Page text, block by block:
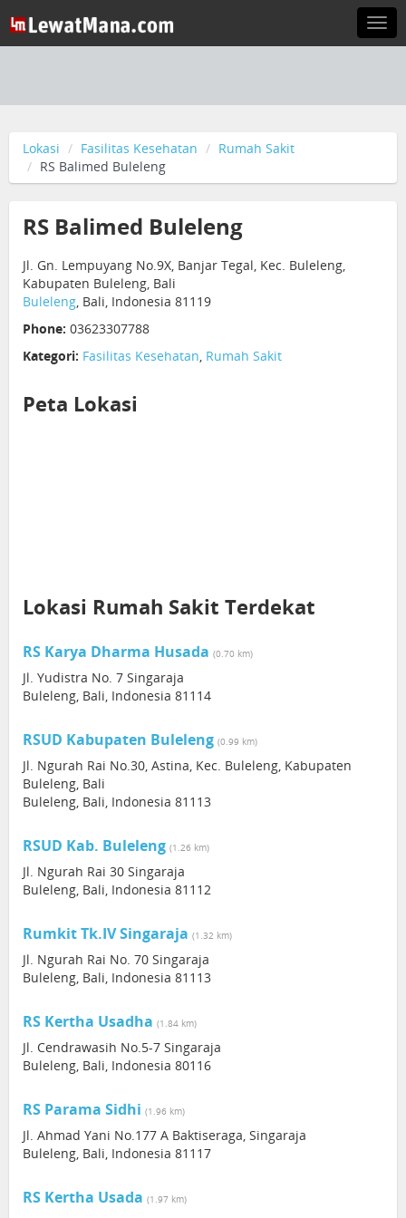
Lokasi Fasilitas Kesehatan
Rumah Sakit
RS Balimed Buleleng
RS Balimed Buleleng
Jl. Gn. Lempuyang No.9X, Banjar Tegal, Kec. Buleleng,
Kabupaten Buleleng, Bali
Buleleng, Bali, Indonesia 81119
Phone: 03623307788
Kategori: Fasilitas Kesehatan, Rumah Sakit
Peta Lokasi
Lokasi Rumah Sakit Terdekat
RS Karya Dharma Husada (0.70 km)
Jl. Yudistra No. 7 Singaraja
Buleleng, Bali, Indonesia 81114
RSUD Kabupaten Buleleng (0.99 km)
Jl. Ngurah Rai No.30, Astina, Kec. Buleleng, Kabupaten
Buleleng, Bali
Buleleng, Bali, Indonesia 81113
RSUD Kab. Buleleng (1.26 km)
Jl. Ngurah Rai 30 Singaraja
Buleleng, Bali, Indonesia 81112
Rumkit Tk.IV Singaraja (1.32 km)
Jl. Ngurah Rai No. 70 Singaraja
Buleleng, Bali, Indonesia 81113
RS Kertha Usadha (1.84 km)
Jl. Cendrawasih No.5-7 Singaraja
Buleleng, Bali, Indonesia 80116
RS Parama Sidhi (1.96 km)
Jl. Ahmad Yani No.177 A Baktiseraga, Singaraja
Buleleng, Bali, Indonesia 81117
RS Kertha Usada (1.97 km)